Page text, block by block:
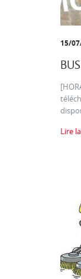
15/
Lire